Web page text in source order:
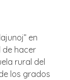
en
de hacer
rural del
los grados